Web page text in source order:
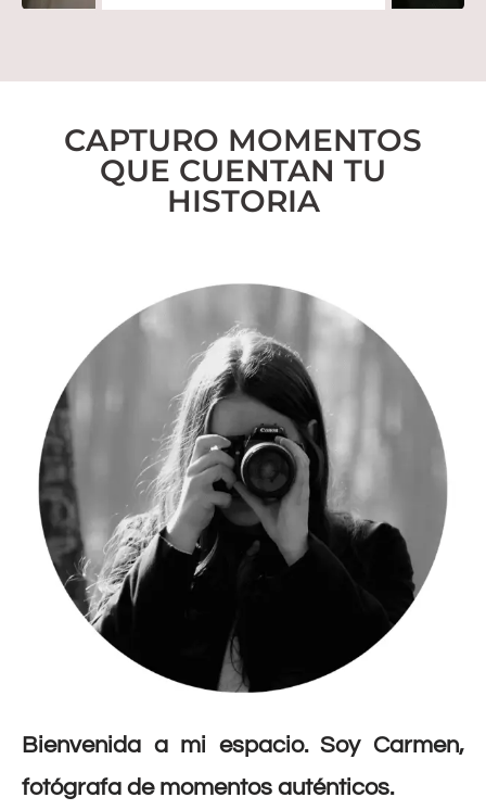
CAPTURO MOMENTOS
QUE CUENTAN TU
HISTORIA
Bienvenida a mi espacio. Soy Carmen,
fotógrafa de momentos auténticos.